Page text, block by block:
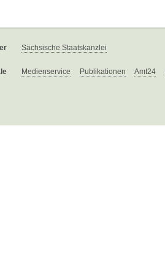
Sächsische Staatskanzlei
Medienservice Publikationen Amt24